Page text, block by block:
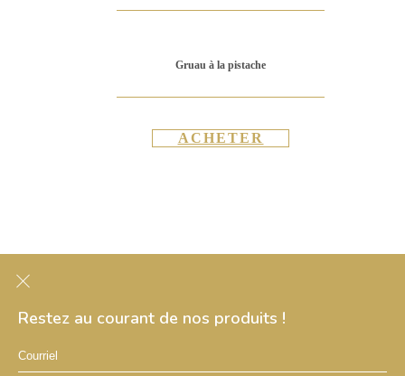
Gruau à la pistache
ACHETER
Restez au courant de nos produits !